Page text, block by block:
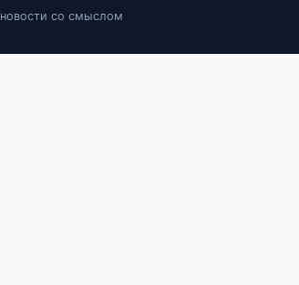
новости со смыслом